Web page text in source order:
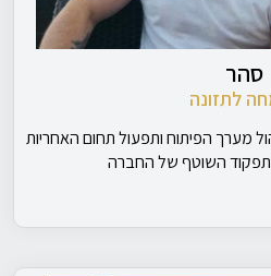
סהר
לתזונה
מערך הפיתוח ותפעול תחום האחריות
השוטף של החברה